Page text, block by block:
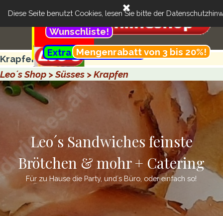
Diese Seite benutzt Cookies, lesen Sie bitte der
Suchen
..........
Menü überspringen
Cart:
Extra günstig- Menü!
Wunschliste!
Feinste Brötchen & more + Catering
..Kundenbereich:
Menü überspringen
.............................................
Mengenrabatt von 3 bis 20%!
Krapfen
Leo´s Shop > Süsses > Krapfen
Leo´s Sandwiches feinste
Brötchen & mohr + Catering
Für zu Hause die Party, und´s Büro, oder einfach so!